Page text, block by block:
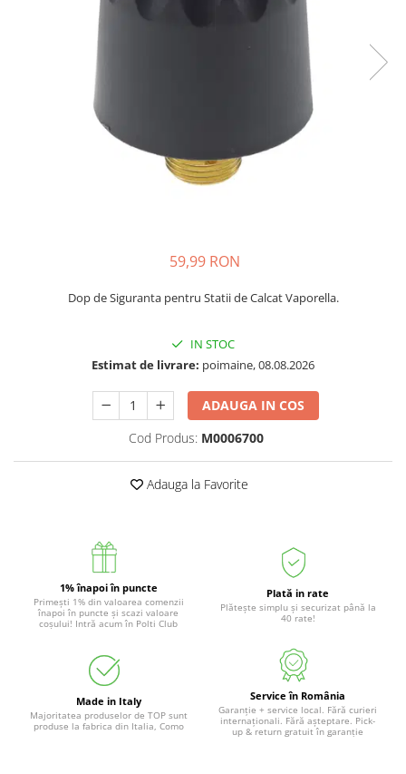
59,99 RON
Dop de Siguranta pentru Statii de Calcat Vaporella.
IN STOC
Estimat de livrare: poimaine, 08.08.2026
ADAUGA IN COS
Cod Produs: M0006700
Adauga la Favorite
1% înapoi în puncte
Primești 1% din valoarea comenzii
înapoi în puncte și scazi valoare
coșului! Intră acum în Polti Club
Plată in rate
Plătește simplu și securizat până la
40 rate!
Made in Italy
Majoritatea produselor de TOP sunt
produse la fabrica din Italia, Como
Service în România
Garanție + service local. Fără curieri
internaționali. Fără așteptare. Pick-
up & return gratuit în garanție